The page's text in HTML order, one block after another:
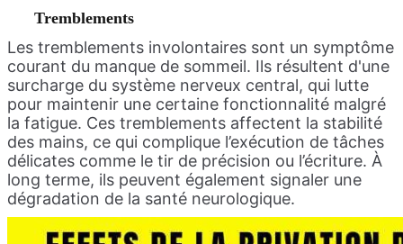
Tremblements
Les tremblements involontaires sont un symptôme
courant du manque de sommeil. Ils résultent d'une
surcharge du système nerveux central, qui lutte
pour maintenir une certaine fonctionnalité malgré
la fatigue. Ces tremblements affectent la stabilité
des mains, ce qui complique l’exécution de tâches
délicates comme le tir de précision ou l’écriture. À
long terme, ils peuvent également signaler une
dégradation de la santé neurologique.